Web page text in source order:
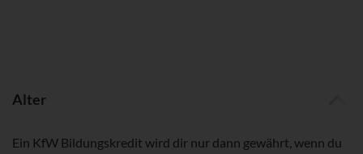
Alter
Ein KfW Bildungskredit wird dir nur dann gewährt, wenn du